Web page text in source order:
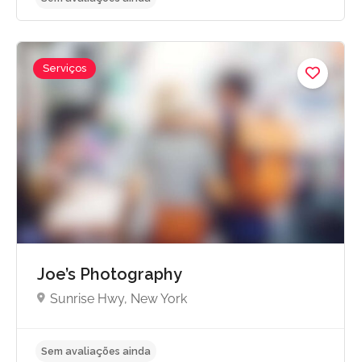
Sem avaliações ainda
Serviços
Joe’s Photography
Sunrise Hwy, New York